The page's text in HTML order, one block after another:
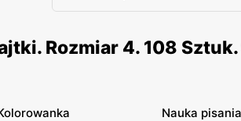
Rozmiar 4. 108
Nauka pisania